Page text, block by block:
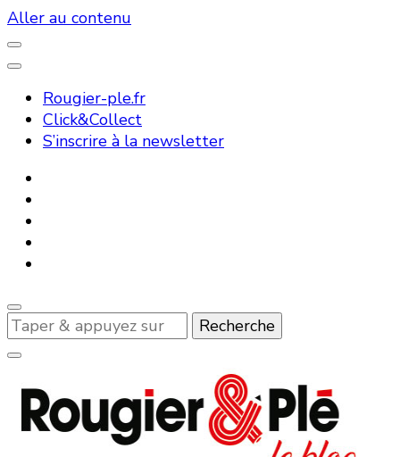
Aller au contenu
Rougier-ple.fr
Click&Collect
S’inscrire à la newsletter
Vous
recherchiez
quelque
chose